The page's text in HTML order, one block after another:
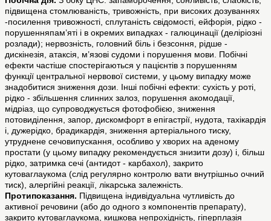
підвищена стомлюваність, тривожність, при високих дозуваннях
-посилення тривожності, сплутаність свідомості, ейфорія, рідко -
порушенняпам’яті і в окремих випадках - галюцинації (деліріозні
розлади); нервозність, головний біль і безсоння, рідше -
дискінезія, атаксія, м’язові судоми і порушення мови. Побічні
ефекти частіше спостерігаються у пацієнтів з порушенням
функції центральної нервової системи, у цьому випадку може
знадобитися зниження дози. Інші побічні ефекти: сухість у роті,
рідко - збільшення слинних залоз, порушення акомодації,
мідріаз, що супроводжується фотофобією, зниження
потовиділення, запор, дискомфорт в епігастрії, нудота, тахікардія
і, дужерідко, брадикардія, зниження артеріального тиску,
утруднене сечовипускання, особливо у хворих на аденому
простати (у цьому випадку рекомендується знизити дозу) і, більш
рідко, затримка сечі (антидот - карбахол), закрито
кутоваглаукома (слід регулярно контролю вати внутрішньо очний
тиск), алергійні реакції, лікарська залежність.
Протипоказання. Підвищена індивідуальна чутливість до
активної речовини (або до одного з компонентів препарату),
закрито кутоваглаукома, кишкова непрохідність, гіперплазія